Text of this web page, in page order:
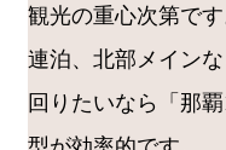
観光の重心次第で
連泊、北部メイン
回りたいなら「那